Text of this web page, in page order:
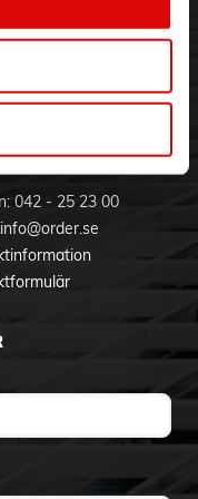
& Felleverans
042 - 25 23 00
info@order.se